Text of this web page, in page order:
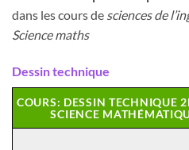
dans les cours de sciences de
Science maths
Dessin technique
COURS: DESSIN TECHNIQUE
SCIENCE